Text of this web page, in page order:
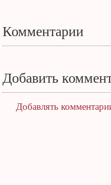
Комментарии
Добавить
Добавлять